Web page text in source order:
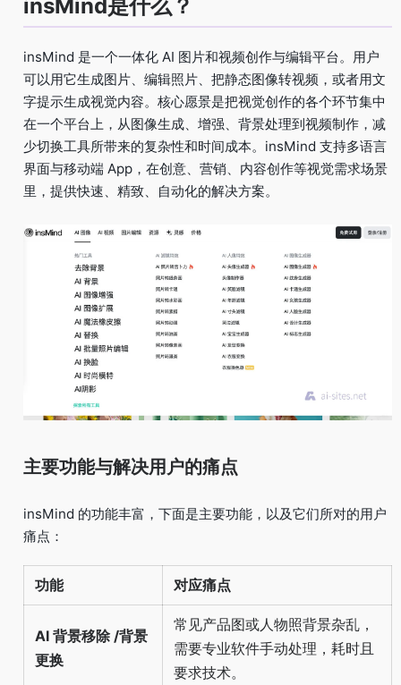
insMind是什么？
insMind 是一个一体化 AI 图片和视频创作与编辑平台。用户
可以用它生成图片、编辑照片、把静态图像转视频，或者用文
字提示生成视觉内容。核心愿景是把视觉创作的各个环节集中
在一个平台上，从图像生成、增强、背景处理到视频制作，减
少切换工具所带来的复杂性和时间成本。insMind 支持多语言
界面与移动端 App，在创意、营销、内容创作等视觉需求场景
里，提供快速、精致、自动化的解决方案。
主要功能与解决用户的痛点
insMind 的功能丰富，下面是主要功能，以及它们所对的用户
痛点：
功能 对应痛点
AI 背景移除 /背景
更换
常见产品图或人物照背景杂乱，
需要专业软件手动处理，耗时且
要求技术。